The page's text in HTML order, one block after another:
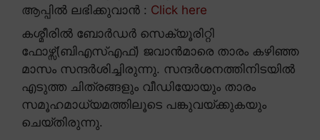
ആപ്പിൽ ലഭിക്കുവാൻ : Click here
കശ്മീരിൽ ബോർഡർ സെക്യൂരിറ്റി
ഫോഴ്സ്(ബിഎസ്എഫ്) ജവാൻമാരെ താരം കഴിഞ്ഞ
മാസം സന്ദർശിച്ചിരുന്നു. സന്ദർശനത്തിനിടയിൽ
എടുത്ത ചിത്രങ്ങളും വീഡിയോയും താരം
സമൂഹമാധ്യമത്തിലൂടെ പങ്കുവയ്ക്കുകയും
ചെയ്തിരുന്നു.